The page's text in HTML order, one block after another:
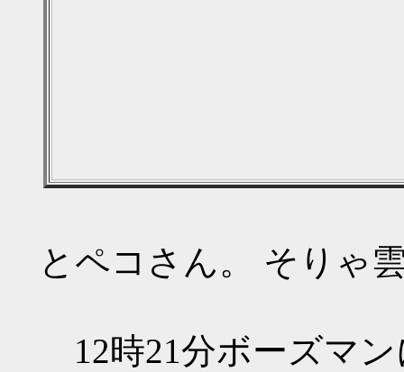
とペコさん。 そりゃ
12時21分ボーズマ